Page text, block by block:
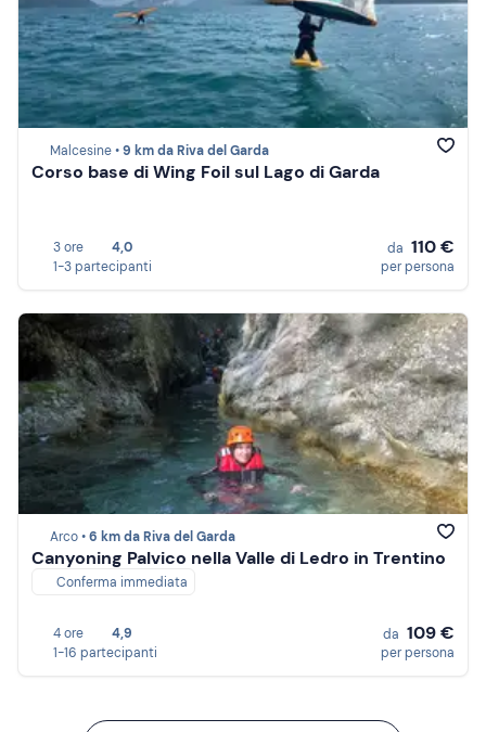
Malcesine •9 km da Riva del Garda
Corso base di Wing Foil sul Lago di Garda
3 ore
4,0
1-3 partecipanti
da 110 €
per persona
Arco •6 km da Riva del Garda
Canyoning Palvico nella Valle di Ledro in Trentino
Conferma immediata
4 ore
4,9
1-16 partecipanti
da 109 €
per persona